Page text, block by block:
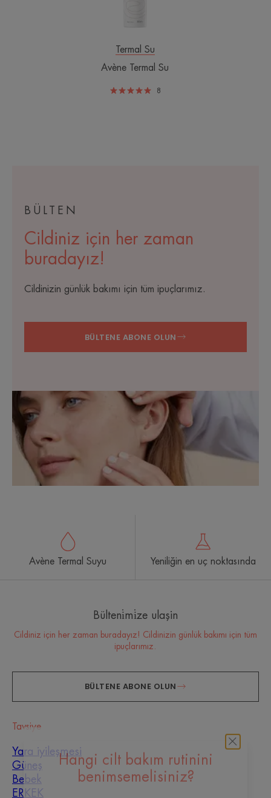
Termal Su
Avène Termal Su
8
BÜLTEN
Cildiniz için her zaman
buradayız!
Cildinizin günlük bakımı için tüm ipuçlarımız.
BÜLTENE ABONE OLUN
Hangi cilt bakım rutinini
Avène Termal Suyu Yeniliğin en uç noktasında
Bülteni̇mi̇ze ulaşin
Cildiniz için her zaman buradayız! Cildinizin günlük bakımı için tüm
ipuçlarımız.
BÜLTENE ABONE OLUN
Tavsiye
Yara iyileşmesi
Güneş
Bebek
ERKEK